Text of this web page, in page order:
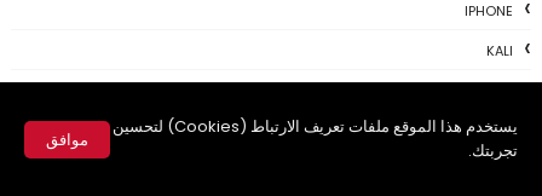
يستخدم هذا الموقع ملفات تعريف الارتباط (Cookies) لتحسين
تجربتك.
موافق
IPHONE
KALI
MAC